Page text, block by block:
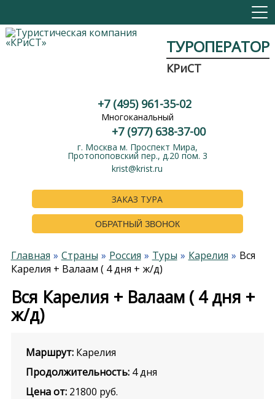
ТУРОПЕРАТОР
КРиСТ
ЗАКАЗ ТУРА
ОБРАТНЫЙ ЗВОНОК
+7 (495) 961-35-02
Многоканальный
+7 (977) 638-37-00
г. Москва м. Проспект Мира,
Протопоповский пер., д.20 пом. 3
krist@krist.ru
Главная Страны Россия Туры Карелия
Вся
Карелия + Валаам ( 4 дня + ж/д)
Вся Карелия + Валаам ( 4 дня +
ж/д)
Маршрут: Карелия
Продолжительность: 4 дня
Цена от: 21800 руб.